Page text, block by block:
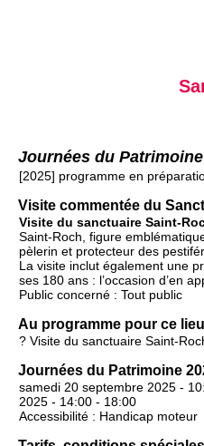
Journées du
[2025] programme en
Visite commentée du
Visite du sanctuaire Saint-
Saint-Roch, figure
pèlerin et protecteur des
La visite inclut également une
ses 180 ans : l’occasion d’en
Public concerné : Tout public
Au programme pour ce
? Visite du sanctuaire Saint-
Journées du Patrimoine
samedi 20 septembre 2025 -
2025 - 14:00 - 18:00
Accessibilité : Handicap moteur